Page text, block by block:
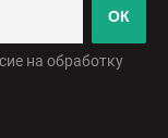
ОК
на обработку